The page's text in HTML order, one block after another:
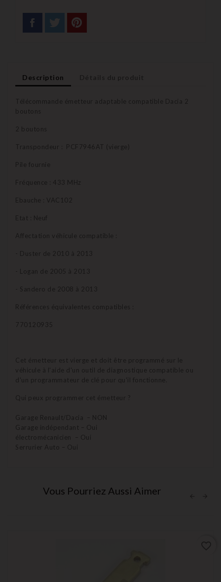
Description
Télécommande émetteur adaptable compatible Dacia 2
boutons
2 boutons
Transpondeur : PCF7946AT (vierge)
Pile fournie
Fréquence : 433 MHz
Ebauche : VAC102
Etat : Neuf
Affectation véhicule compatible :
- Duster de 2010 à 2013
- Logan de 2005 à 2013
- Sandero de 2008 à 2013
Références équivalentes compatibles :
770120935
Cet émetteur est vierge et doit être programmé sur le
véhicule à l'aide d'un outil de diagnostique compatible ou
d'un programmateur de clé pour qu'il fonctionne.
Qui peux programmer cet émetteur ?
Garage Renault/Dacia – NON
Garage indépendant – Oui
électromécanicien – Oui
Serrurier Auto – Oui
Vous Pourriez Aussi Aimer